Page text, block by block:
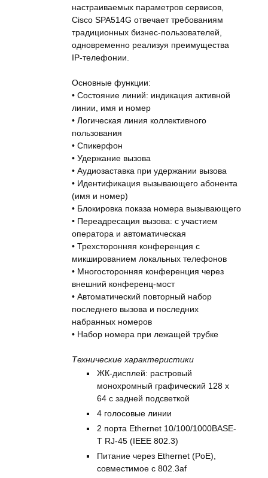
настраиваемых параметров сервисов,
Cisco SPA514G отвечает требованиям
традиционных бизнес-пользователей,
одновременно реализуя преимущества
IP-телефонии.
Основные функции:
• Состояние линий: индикация активной
линии, имя и номер
• Логическая линия коллективного
пользования
• Спикерфон
• Удержание вызова
• Аудиозаставка при удержании вызова
• Идентификация вызывающего абонента
(имя и номер)
• Блокировка показа номера вызывающего
• Переадресация вызова: с участием
оператора и автоматическая
• Трехсторонняя конференция с
микшированием локальных телефонов
• Многосторонняя конференция через
внешний конференц-мост
• Автоматический повторный набор
последнего вызова и последних
набранных номеров
• Набор номера при лежащей трубке
Технические характеристики
ЖК-дисплей: растровый
монохромный графический 128 x
64 с задней подсветкой
4 голосовые линии
2 порта Ethernet 10/100/1000BASE-
T RJ-45 (IEEE 802.3)
Питание через Ethernet (PoE),
совместимое с 802.3af